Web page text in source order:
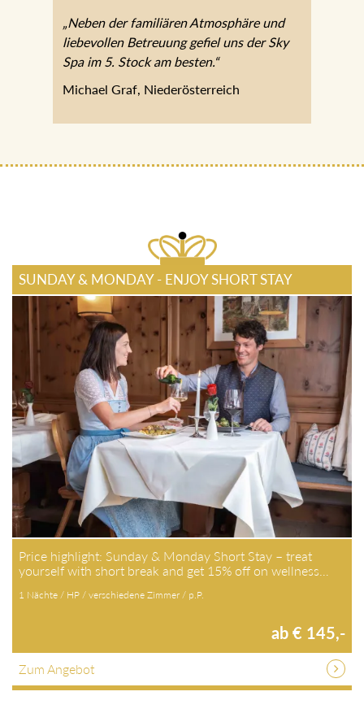
„Neben der familiären Atmosphäre und
liebevollen Betreuung gefiel uns der Sky
Spa im 5. Stock am besten.“
Michael Graf, Niederösterreich
SUNDAY & MONDAY - ENJOY SHORT STAY
Price highlight: Sunday & Monday Short Stay – treat
yourself with short break and get 15% off on wellness…
1 Nächte / HP / verschiedene Zimmer / p.P.
ab € 145,-
Zum Angebot